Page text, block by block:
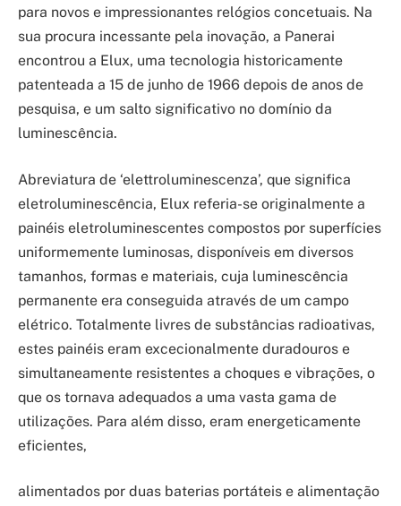
para novos e impressionantes relógios concetuais. Na
sua procura incessante pela inovação, a Panerai
encontrou a Elux, uma tecnologia historicamente
patenteada a 15 de junho de 1966 depois de anos de
pesquisa, e um salto significativo no domínio da
luminescência.
Abreviatura de ‘elettroluminescenza’, que significa
eletroluminescência, Elux referia-se originalmente a
painéis eletroluminescentes compostos por superfícies
uniformemente luminosas, disponíveis em diversos
tamanhos, formas e materiais, cuja luminescência
permanente era conseguida através de um campo
elétrico. Totalmente livres de substâncias radioativas,
estes painéis eram excecionalmente duradouros e
simultaneamente resistentes a choques e vibrações, o
que os tornava adequados a uma vasta gama de
utilizações. Para além disso, eram energeticamente
eficientes,
alimentados por duas baterias portáteis e alimentação